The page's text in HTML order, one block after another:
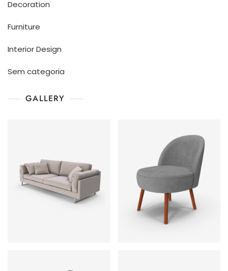
Decoration
Furniture
Interior Design
Sem categoria
GALLERY